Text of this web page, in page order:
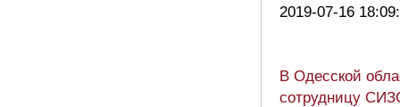
2019-07-16
В Одесской
сотрудницу